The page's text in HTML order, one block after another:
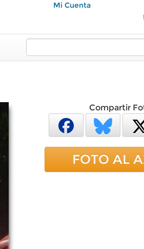
Mi Cuenta
Compartir
FOTO AL